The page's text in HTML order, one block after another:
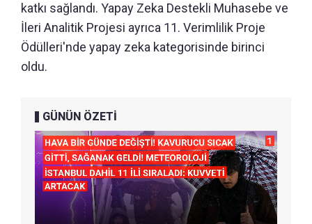
katkı sağlandı. Yapay Zeka Destekli Muhasebe ve
İleri Analitik Projesi ayrıca 11. Verimlilik Proje
Ödülleri'nde yapay zeka kategorisinde birinci
oldu.
GÜNÜN ÖZETİ